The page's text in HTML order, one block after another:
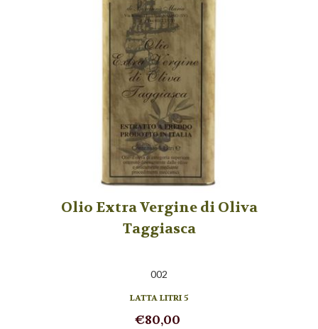
Olio Extra Vergine di Oliva
Taggiasca
002
LATTA LITRI 5
€80,00